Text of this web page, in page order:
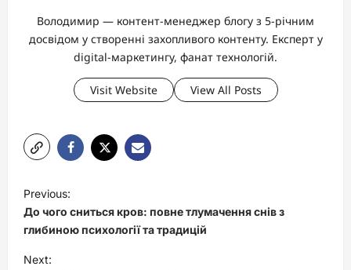
Володимир — контент-менеджер блогу з 5-річним
досвідом у створенні захопливого контенту. Експерт у
digital-маркетингу, фанат технологій.
Visit Website View All Posts
P
o
s
t
Previous:
До чого сниться кров: повне тлумачення снів з
глибиною психології та традицій
Next: